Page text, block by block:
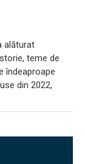
alăturat
teme de
îndeaproape
din 2022,